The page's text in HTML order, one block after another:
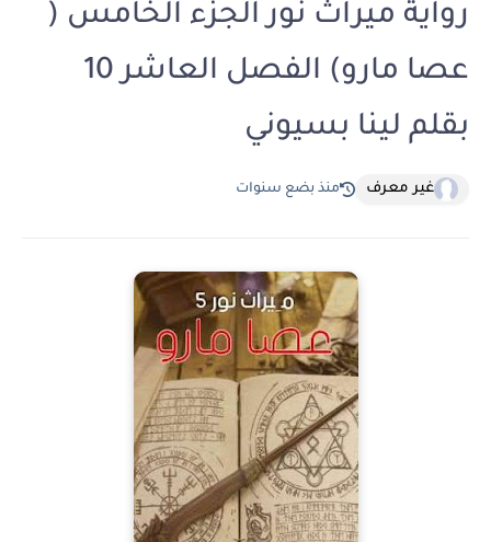
رواية ميراث نور الجزء الخامس (
عصا مارو) الفصل العاشر 10
بقلم لينا بسيوني
غير معرف منذ بضع سنوات